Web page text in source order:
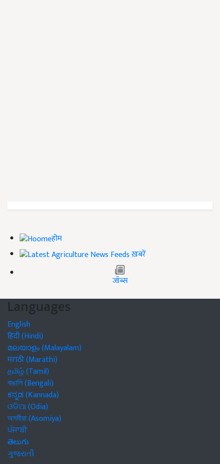
होम
ख़बरें
जॉब्स
Languages
English
हिंदी (Hindi)
മലയാളം (Malayalam)
मराठी (Marathi)
தமிழ் (Tamil)
বাঙালি (Bengali)
ಕನ್ನಡ (Kannada)
ଓଡିଆ (Odia)
অসমীয়া (Asomiya)
ਪੰਜਾਬੀ
తెలుగు
ગુજરાતી